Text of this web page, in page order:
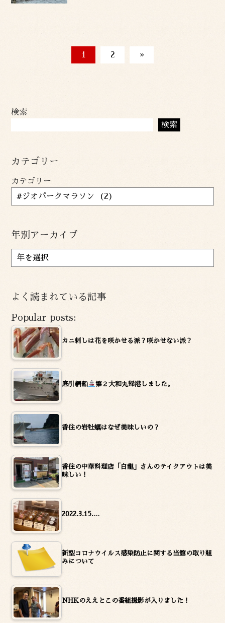
1 2 »
検索
検索
カテゴリー
カテゴリー
年別アーカイブ
ア
ー
イ
ブ
よく読まれている記事
Popular posts:
カニ刺しは花を咲かせる派？咲かせない派？
底引網船 第２大和丸帰港しました。
香住の岩牡蠣はなぜ美味しいの？
香住の中華料理店「白龍」さんのテイクアウトは美
味しい！
2022.3.15.…
新型コロナウイルス感染防止に関する当館の取り組
みについて
NHKのええとこの番組撮影が入りました！